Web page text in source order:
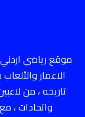
موقع رياضي
تاريخه ، من
واتحادات ،